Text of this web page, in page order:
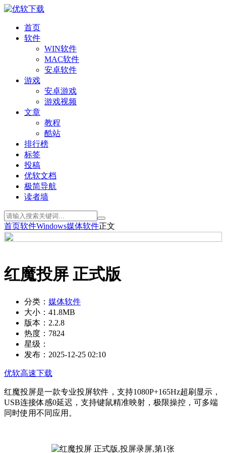
首页
软件
WIN软件
MAC软件
安卓软件
游戏
安卓游戏
游戏视频
文章
教程
酷站
排行榜
标签
投稿
优软文档
极简导航
读者墙
首页软件Windows媒体软件正文
红魔投屏 正式版
分类： 媒体软件
大小： 41.8MB
版本： 2.2.8
热度： 7824
星级：
发布： 2025-12-25 02:10
优软高速下载
红魔投屏是一款专业投屏软件，支持1080P+165Hz超刷显示，
USB连接体感0延迟，支持键鼠精准映射，极限操控，可多端
同时使用不同应用。